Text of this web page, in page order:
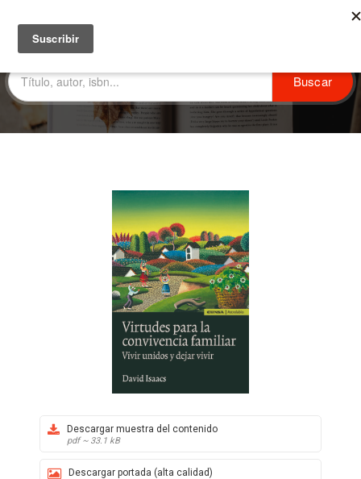
Descargar muestra del contenido
pdf ~ 33.1 kB
Descargar portada (alta calidad)